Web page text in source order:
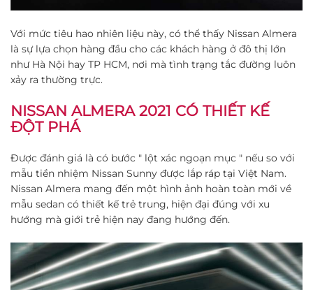
Với mức tiêu hao nhiên liệu này, có thể thấy Nissan Almera
là sự lựa chọn hàng đầu cho các khách hàng ở đô thị lớn
như Hà Nội hay TP HCM, nơi mà tình trạng tắc đường luôn
xảy ra thường trực.
NISSAN ALMERA 2021 CÓ THIẾT KẾ
ĐỘT PHÁ
Được đánh giá là có bước " lột xác ngoạn mục " nếu so với
mẫu tiền nhiệm Nissan Sunny được lắp ráp tại Việt Nam.
Nissan Almera mang đến một hình ảnh hoàn toàn mới về
mẫu sedan có thiết kế trẻ trung, hiện đại đúng với xu
hướng mà giới trẻ hiện nay đang hướng đến.